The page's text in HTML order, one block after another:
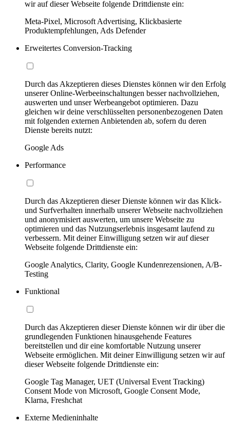
wir auf dieser Webseite folgende Drittdienste ein:
Meta-Pixel, Microsoft Advertising, Klickbasierte
Produktempfehlungen, Ads Defender
Erweitertes Conversion-Tracking
Durch das Akzeptieren dieses Dienstes können wir den Erfolg
unserer Online-Werbeeinschaltungen besser nachvollziehen,
auswerten und unser Werbeangebot optimieren. Dazu
gleichen wir deine verschlüsselten personenbezogenen Daten
mit folgenden externen Anbietenden ab, sofern du deren
Dienste bereits nutzt:
Google Ads
Performance
Durch das Akzeptieren dieser Dienste können wir das Klick-
und Surfverhalten innerhalb unserer Webseite nachvollziehen
und anonymisiert auswerten, um unsere Webseite zu
optimieren und das Nutzungserlebnis insgesamt laufend zu
verbessern. Mit deiner Einwilligung setzen wir auf dieser
Webseite folgende Drittdienste ein:
Google Analytics, Clarity, Google Kundenrezensionen, A/B-
Testing
Funktional
Durch das Akzeptieren dieser Dienste können wir dir über die
grundlegenden Funktionen hinausgehende Features
bereitstellen und dir eine komfortable Nutzung unserer
Webseite ermöglichen. Mit deiner Einwilligung setzen wir auf
dieser Webseite folgende Drittdienste ein:
Google Tag Manager, UET (Universal Event Tracking)
Consent Mode von Microsoft, Google Consent Mode,
Klarna, Freshchat
Externe Medieninhalte